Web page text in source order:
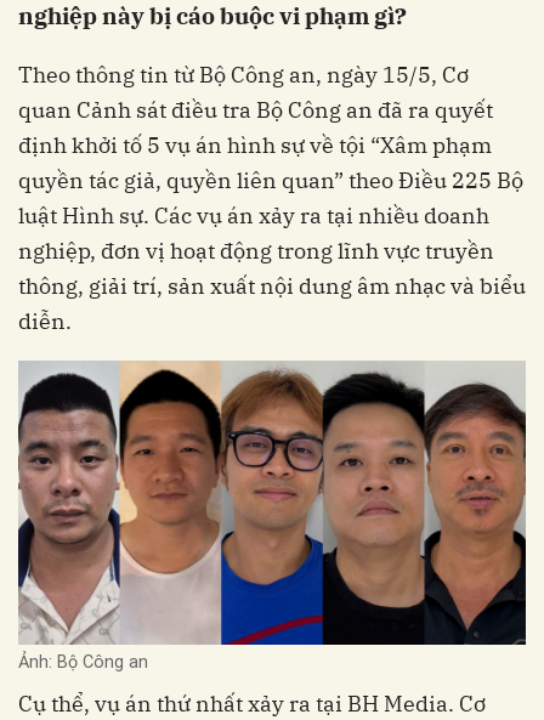
nghiệp này bị cáo buộc vi phạm gì?
Theo thông tin từ Bộ Công an, ngày 15/5, Cơ
quan Cảnh sát điều tra Bộ Công an đã ra quyết
định khởi tố 5 vụ án hình sự về tội “Xâm phạm
quyền tác giả, quyền liên quan” theo Điều 225 Bộ
luật Hình sự. Các vụ án xảy ra tại nhiều doanh
nghiệp, đơn vị hoạt động trong lĩnh vực truyền
thông, giải trí, sản xuất nội dung âm nhạc và biểu
diễn.
Ảnh: Bộ Công an
Cụ thể, vụ án thứ nhất xảy ra tại BH Media. Cơ